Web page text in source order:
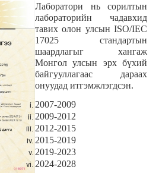
Лаборатори нь сорилтын
лабораторийн чадавхид
тавих олон улсын ISO/IEC
17025 стандартын
шаардлагыг хангаж
Монгол улсын эрх бүхий
байгууллагаас дараах
онуудад итгэмжлэгдсэн.
2007-2009
2009-2012
2012-2015
2015-2019
2019-2023
2024-2028